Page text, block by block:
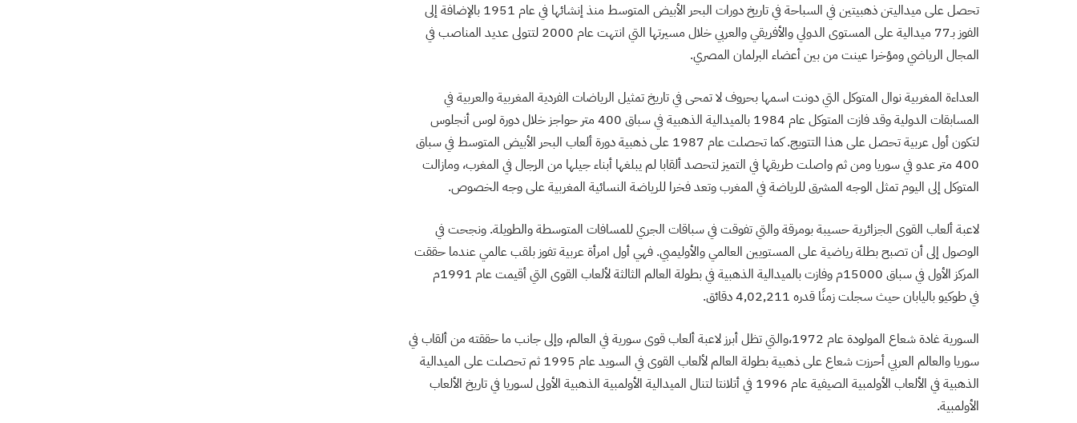
تحصل على ميداليتن ذهبيتين في السباحة في تاريخ دورات البحر الأبيض المتوسط منذ إنشائها في عام 1951 بالإضافة إلى
الفوز بـ77 ميدالية على المستوى الدولي والأفريقي والعربي خلال مسيرتها التي انتهت عام 2000 لتتولى عديد المناصب في
المجال الرياضي ومؤخرا عينت من بين أعضاء البرلمان المصري.
العداءة المغربية نوال المتوكل التي دونت اسمها بحروف لا تمحى في تاريخ تمثيل الرياضات الفردية المغربية والعربية في
المسابقات الدولية وقد فازت المتوكل عام 1984 بالميدالية الذهبية في سباق 400 متر حواجز خلال دورة لوس أنجلوس
لتكون أول عربية تحصل على هذا التتويج. كما تحصلت عام 1987 على ذهبية دورة ألعاب البحر الأبيض المتوسط في سباق
400 متر عدو في سوريا ومن ثم واصلت طريقها في التميز لتحصد ألقابا لم يبلغها أبناء جيلها من الرجال في المغرب، ومازالت
المتوكل إلى اليوم تمثل الوجه المشرق للرياضة في المغرب وتعد فخرا للرياضة النسائية المغربية على وجه الخصوص.
لاعبة ألعاب القوى الجزائرية حسيبة بومرقة والتي تفوقت في سباقات الجري للمسافات المتوسطة والطويلة. ونجحت في
الوصول إلى أن تصبح بطلة رياضية على المستويين العالمي والأوليمبي. فهي أول امرأة عربية تفوز بلقب عالمي عندما حققت
المركز الأول في سباق 15000م وفازت بالميدالية الذهبية في بطولة العالم الثالثة لألعاب القوى التي أقيمت عام 1991م
في طوكيو باليابان حيث سجلت زمنًا قدره 4,02,211 دقائق.
السورية غادة شعاع المولودة عام 1972،والتي تظل أبرز لاعبة ألعاب قوى سورية في العالم، وإلى جانب ما حققته من ألقاب في
سوريا والعالم العربي أحرزت شعاع على ذهبية بطولة العالم لألعاب القوى في السويد عام 1995 ثم تحصلت على الميدالية
الذهبية في الألعاب الأولمبية الصيفية عام 1996 في أتلانتا لتنال الميدالية الأولمبية الذهبية الأولى لسوريا في تاريخ الألعاب
الأولمبية.